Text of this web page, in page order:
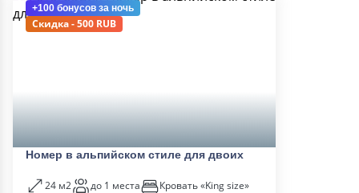
+100 бонусов за ночь
Скидка - 500 RUB
Номер в альпийском стиле для двоих
24 м2 до 1 места
Кровать «King size»